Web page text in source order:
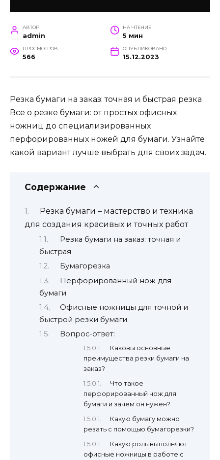
АВТОР
admin
НА ЧТЕНИЕ
5 мин
ПРОСМОТРОВ
566
ОПУБЛИКОВАНО
15.12.2023
Резка бумаги на заказ: точная и быстрая резка
Все о резке бумаги: от простых офисных
ножниц до специализированных
перфорированных ножей для бумаги. Узнайте
какой вариант лучше выбрать для своих задач.
Содержание
Резка бумаги – мастерство и техника
для создания красивых и точных работ
Резка бумаги на заказ: точная и
быстрая
Бумагорезка
Перфорированный нож для
бумаги
Офисные ножницы для точной и
быстрой резки бумаги
Вопрос-ответ:
Каковы основные
преимущества резки бумаги на
заказ?
Что такое
перфорированный нож для
бумаги и зачем он нужен?
Какую бумагу можно
резать с помощью бумагорезки?
Какую роль выполняют
офисные ножницы в работе с